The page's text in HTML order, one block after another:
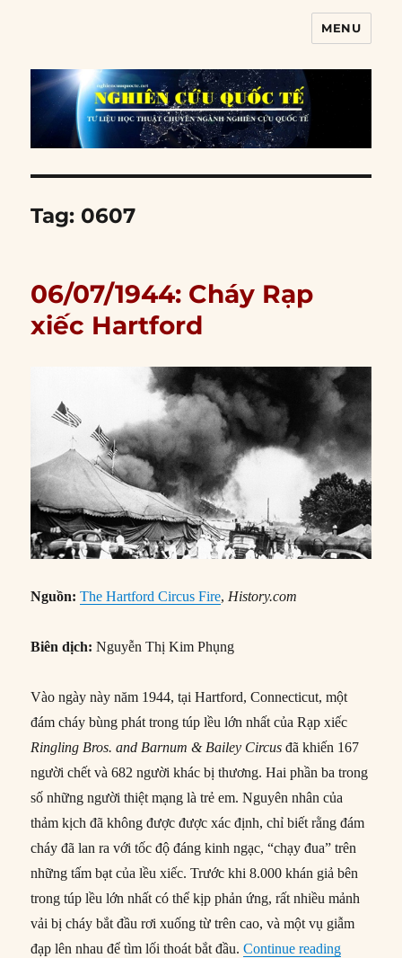
MENU
Tag: 0607
06/07/1944: Cháy Rạp
xiếc Hartford
Nguồn: The Hartford Circus Fire,History.com
Biên dịch: Nguyễn Thị Kim Phụng
Vào ngày này năm 1944, tại Hartford, Connecticut, một
đám cháy bùng phát trong túp lều lớn nhất của Rạp xiếc
Ringling Bros. and Barnum & Bailey Circusđã khiến 167
người chết và 682 người khác bị thương. Hai phần ba trong
số những người thiệt mạng là trẻ em. Nguyên nhân của
thảm kịch đã không được được xác định, chỉ biết rằng đám
cháy đã lan ra với tốc độ đáng kinh ngạc, “chạy đua” trên
những tấm bạt của lều xiếc. Trước khi 8.000 khán giả bên
trong túp lều lớn nhất có thể kịp phản ứng, rất nhiều mảnh
vải bị cháy bắt đầu rơi xuống từ trên cao, và một vụ giẫm
đạp lên nhau để tìm lối thoát bắt đầu.Continue reading“06/07/